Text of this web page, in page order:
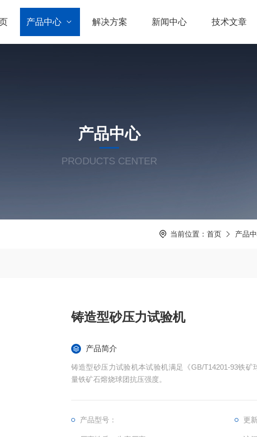
产品中心 解决方案 新闻中心 技术文章
产品中心
PRODUCTS CENTER
当前位置： 首页 产品
铸造型砂压力试验机
产品简介
铸造型砂压力试验机本试验机满足《GB/T14201-93铁
量铁矿石熔烧球团抗压强度。
产品型号： 更